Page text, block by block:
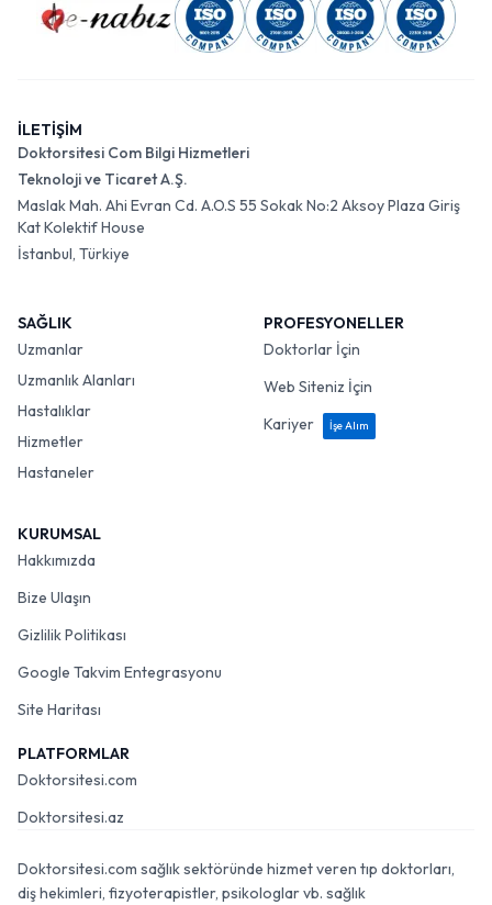
İLETİŞİM
Doktorsitesi Com Bilgi Hizmetleri
Teknoloji ve Ticaret A.Ş.
Maslak Mah. Ahi Evran Cd. A.O.S 55 Sokak No:2 Aksoy Plaza Giriş
Kat Kolektif House
İstanbul, Türkiye
SAĞLIK
Uzmanlar
Uzmanlık Alanları
Hastalıklar
Hizmetler
Hastaneler
PROFESYONELLER
Doktorlar İçin
Web Siteniz İçin
Kariyer
İşe Alım
KURUMSAL
Hakkımızda
Bize Ulaşın
Gizlilik Politikası
Google Takvim Entegrasyonu
Site Haritası
PLATFORMLAR
Doktorsitesi.com
Doktorsitesi.az
Doktorsitesi.com sağlık sektöründe hizmet veren tıp doktorları,
diş hekimleri, fizyoterapistler, psikologlar vb. sağlık